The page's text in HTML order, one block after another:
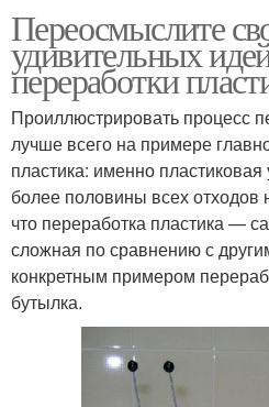
Переосмыслите
удивительных
переработки
Проиллюстрировать процесс
лучше всего на примере
пластика: именно пластиковая
более половины всех отходов
что переработка пластика —
сложная по сравнению с
конкретным примером
бутылка.